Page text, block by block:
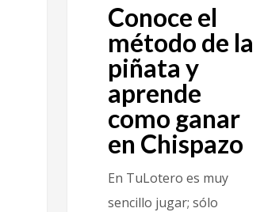
Conoce el
método de la
piñata y
aprende
como ganar
en Chispazo
En TuLotero es muy
sencillo jugar; sólo